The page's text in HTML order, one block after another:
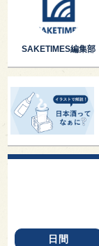
SAKETIMES編集部
日間